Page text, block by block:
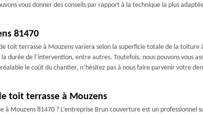
vous donner des conseils par rapport à la technique la plus
81470
toit terrasse à Mouzens variera selon la superficie totale de la
durée de l’intervention, entre autres. Toutefois, nous pouvons vous
le coût du chantier, n’hésitez pas à nous faire parvenir votre
toit terrasse à Mouzens
Mouzens 81470 ? L’entreprise Brun couverture est un professionnel